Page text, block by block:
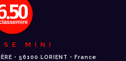
MINI
• 56100 LORIENT • France